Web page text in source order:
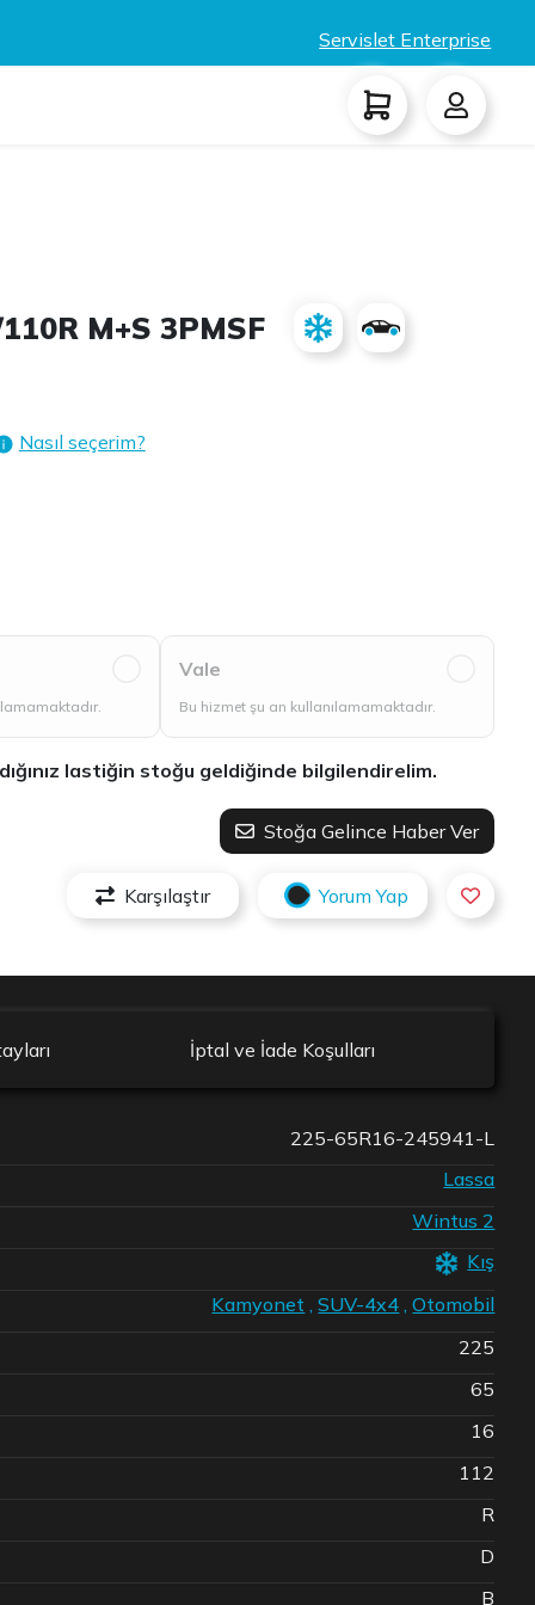
Servislet Enterprise
M+S 3PMSF
Nasıl seçerim?
Vale
Bu hizmet şu an kullanılamamaktadır.
lastiğin stoğu geldiğinde bilgilendirelim.
Stoğa Gelince Haber Ver
Karşılaştır Yorum Yap
İptal ve İade Koşulları
225-65R16-245941-L
Lassa
Wintus 2
Kış
Kamyonet ,SUV-4x4 ,Otomobil
225
65
16
112
R
D
B